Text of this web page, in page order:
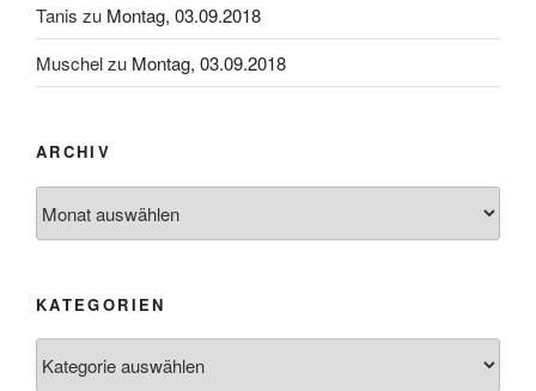
Tanis zu Montag, 03.09.2018
Muschelzu Montag, 03.09.2018
ARCHIV
KATEGORIEN